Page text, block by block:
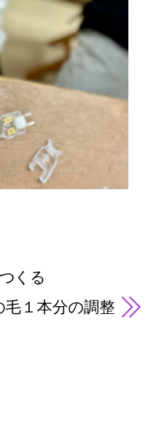
くる
毛１本分の調整